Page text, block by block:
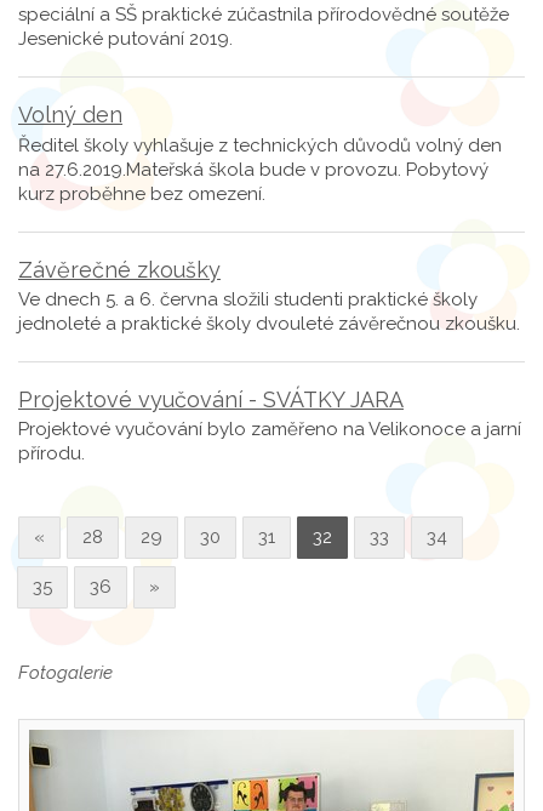
speciální a SŠ praktické zúčastnila přírodovědné soutěže
Jesenické putování 2019.
Volný den
Ředitel školy vyhlašuje z technických důvodů volný den
na 27.6.2019.Mateřská škola bude v provozu. Pobytový
kurz proběhne bez omezení.
Závěrečné zkoušky
Ve dnech 5. a 6. června složili studenti praktické školy
jednoleté a praktické školy dvouleté závěrečnou zkoušku.
Projektové vyučování - SVÁTKY JARA
Projektové vyučování bylo zaměřeno na Velikonoce a jarní
přírodu.
« 28 29 30 31 32 33 34
35 36 »
Fotogalerie